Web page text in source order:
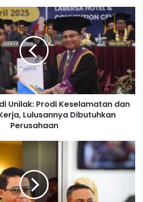
Unilak: Prodi Keselamatan dan
Lulusannya Dibutuhkan
Perusahaan